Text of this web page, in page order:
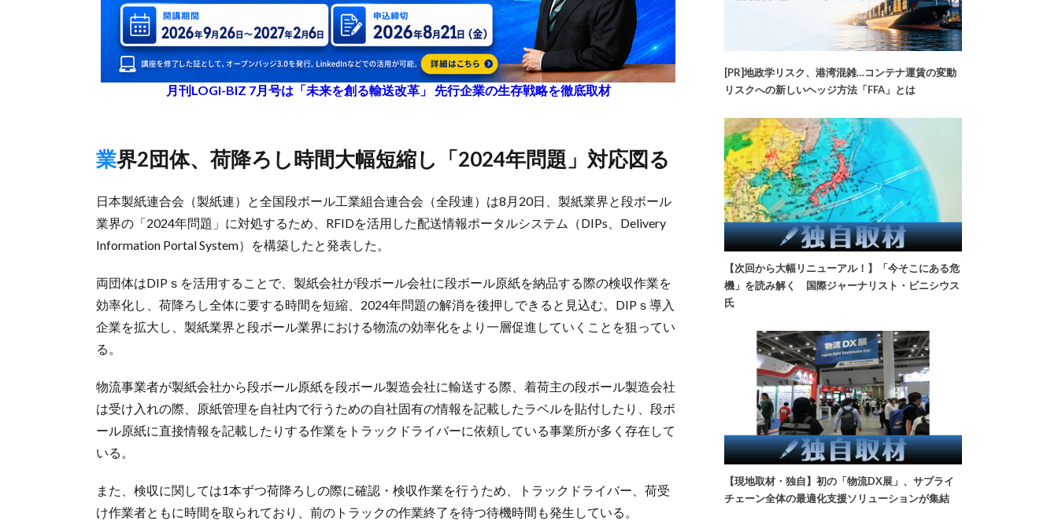
月刊LOGI-BIZ 7月号は「未来を創る輸送改革」 先行企業の生存戦略を徹底取材
業界2団体、荷降ろし時間大幅短縮し「2024年問題」対応図る
日本製紙連合会（製紙連）と全国段ボール工業組合連合会（全段連）は8月20日、製紙業界と段ボール
業界の「2024年問題」に対処するため、RFIDを活用した配送情報ポータルシステム（DIPs、Delivery
Information Portal System）を構築したと発表した。
両団体はDIPｓを活用することで、製紙会社が段ボール会社に段ボール原紙を納品する際の検収作業を
効率化し、荷降ろし全体に要する時間を短縮、2024年問題の解消を後押しできると見込む。DIPｓ導入
企業を拡大し、製紙業界と段ボール業界における物流の効率化をより一層促進していくことを狙ってい
る。
物流事業者が製紙会社から段ボール原紙を段ボール製造会社に輸送する際、着荷主の段ボール製造会社
は受け入れの際、原紙管理を自社内で行うための自社固有の情報を記載したラベルを貼付したり、段ボ
ール原紙に直接情報を記載したりする作業をトラックドライバーに依頼している事業所が多く存在して
いる。
また、検収に関しては1本ずつ荷降ろしの際に確認・検収作業を行うため、トラックドライバー、荷受
け作業者ともに時間を取られており、前のトラックの作業終了を待つ待機時間も発生している。
[PR]地政学リスク、港湾混雑…コンテナ運賃の変動
リスクへの新しいヘッジ方法「FFA」とは
【次回から大幅リニューアル！】「今そこにある危
機」を読み解く 国際ジャーナリスト・ビニシウス
氏
【現地取材・独自】初の「物流DX展」、サプライ
チェーン全体の最適化支援ソリューションが集結